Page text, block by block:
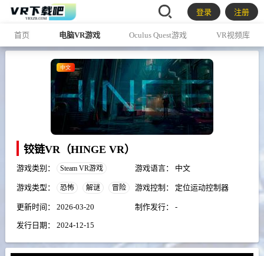
登录 注册
首页 电脑VR游戏 Oculus Quest游戏 VR视频库
中文
铰链VR（HINGE VR）
游戏类别： Steam VR游戏 游戏语言： 中文
游戏类型： 恐怖 解谜 冒险 游戏控制： 定位运动控制器
更新时间： 2026-03-20 制作发行： -
发行日期： 2024-12-15